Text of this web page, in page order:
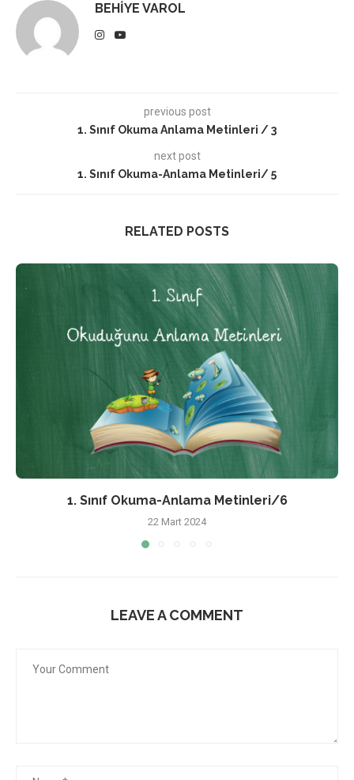
BEHIYE VAROL
previous post
1. Sınıf Okuma Anlama Metinleri / 3
next post
1. Sınıf Okuma-Anlama Metinleri/ 5
RELATED POSTS
1. Sınıf Okuma-Anlama Metinleri/6
22 Mart 2024
LEAVE A COMMENT